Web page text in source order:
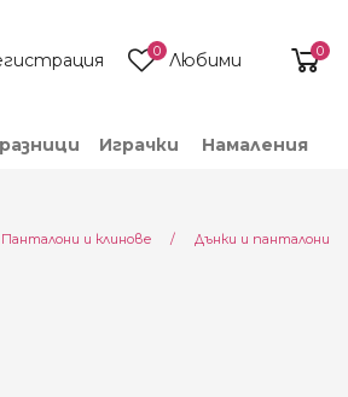
Любими
0 0
Играчки Намаления
Панталони и клинове Дънки и панталони